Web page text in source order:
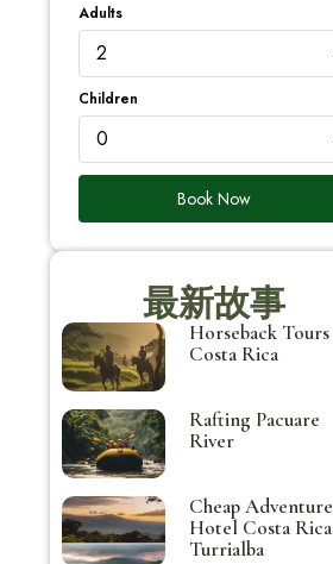
Adults
Children
Book Now
最新故事
Horseback Tours
Costa Rica
Rafting Pacuare
River
Cheap Adventure
Hotel Costa Rica
Turrialba